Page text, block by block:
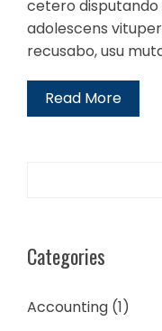
cetero disputando
adolescens
recusabo, usu
Read More
Categories
Accounting (1)